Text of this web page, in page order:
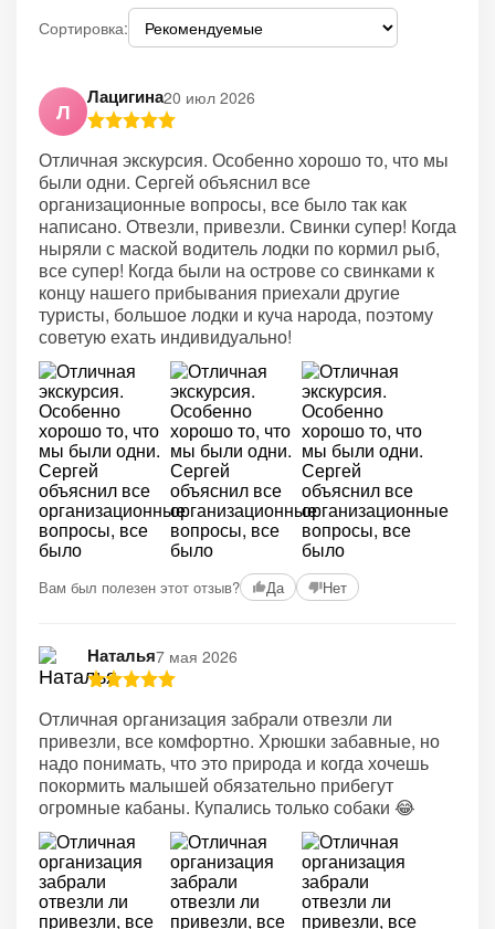
Сортировка:
Л
Лацигина20 июл 2026
Отличная экскурсия. Особенно хорошо то, что мы
были одни. Сергей объяснил все
организационные вопросы, все было так как
написано. Отвезли, привезли. Свинки супер! Когда
ныряли с маской водитель лодки по кормил рыб,
все супер! Когда были на острове со свинками к
концу нашего прибывания приехали другие
туристы, большое лодки и куча народа, поэтому
советую ехать индивидуально!
Вам был полезен этот отзыв? Да Нет
Наталья7 мая 2026
Отличная организация забрали отвезли ли
привезли, все комфортно. Хрюшки забавные, но
надо понимать, что это природа и когда хочешь
покормить малышей обязательно прибегут
огромные кабаны. Купались только собаки 😂